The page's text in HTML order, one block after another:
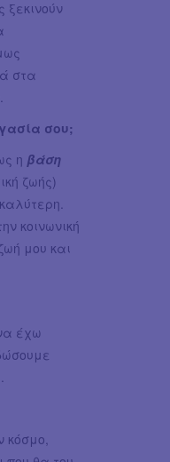
ξεκινούν
στα
σου;
η βάση
ζωής)
κοινωνική
μου και
έχω